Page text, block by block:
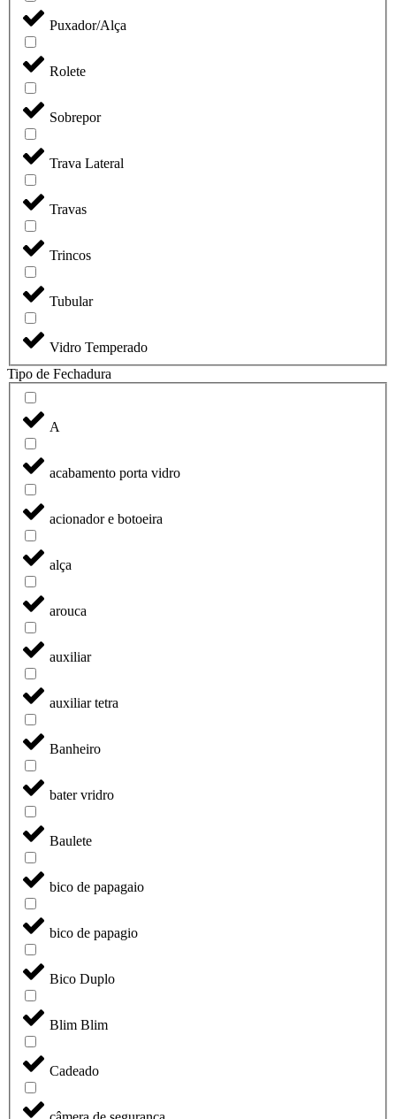
Puxador/Alça
Rolete
Sobrepor
Trava Lateral
Travas
Trincos
Tubular
Vidro Temperado
Tipo de Fechadura
A
acabamento porta vidro
acionador e botoeira
alça
arouca
auxiliar
auxiliar tetra
Banheiro
bater vridro
Baulete
bico de papagaio
bico de papagio
Bico Duplo
Blim Blim
Cadeado